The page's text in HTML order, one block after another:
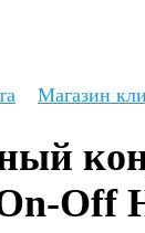
Магазин
Off